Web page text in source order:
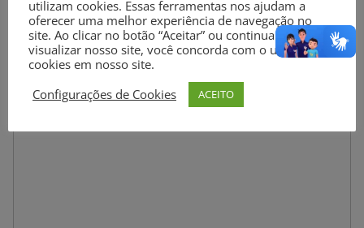
O seu endereço de e-mail não será publicado. Campos
obrigatórios são marcados com*
Comentário*
utilizam cookies. Essas ferramentas nos ajudam a
oferecer uma melhor experiência de navegação no
site. Ao clicar no botão “Aceitar” ou continuar a
visualizar nosso site, você concorda com o uso de
cookies em nosso site.
Configurações de Cookies
ACEITO